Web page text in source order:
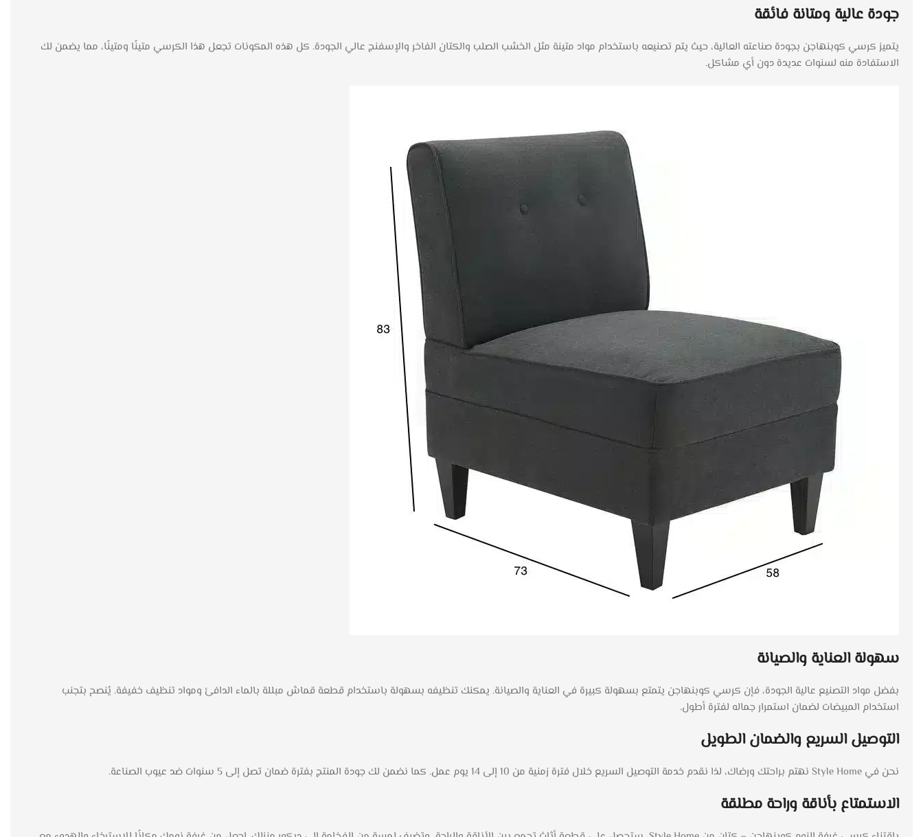
جودة عالية ومتانة فائقة
يتميز كرسي كوبنهاجن بجودة صناعته العالية، حيث يتم تصنيعه باستخدام مواد متينة مثل الخشب الصلب والكتان الفاخر والإسفنج عالي الجودة. كل هذه المكونات تجعل هذا الكرسي متينًا ومتينًا، مما يضمن لك
الاستفادة منه لسنوات عديدة دون أي مشاكل.
سهولة العناية والصيانة
بفضل مواد التصنيع عالية الجودة، فإن كرسي كوبنهاجن يتمتع بسهولة كبيرة في العناية والصيانة. يمكنك تنظيفه بسهولة باستخدام قطعة قماش مبللة بالماء الدافئ ومواد تنظيف خفيفة. يُنصح بتجنب
استخدام المبيضات لضمان استمرار جماله لفترة أطول.
التوصيل السريع والضمان الطويل
نحن في Style Home نهتم براحتك ورضاك، لذا نقدم خدمة التوصيل السريع خلال فترة زمنية من 10 إلى 14 يوم عمل. كما نضمن لك جودة المنتج بفترة ضمان تصل إلى 5 سنوات ضد عيوب الصناعة.
الاستمتاع بأناقة وراحة مطلقة